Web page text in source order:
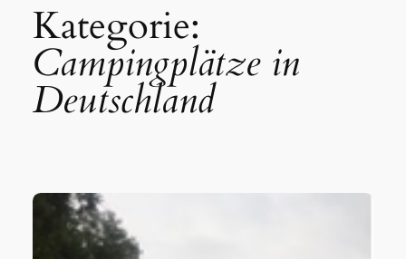
Kategorie:
Campingplätze in
Deutschland